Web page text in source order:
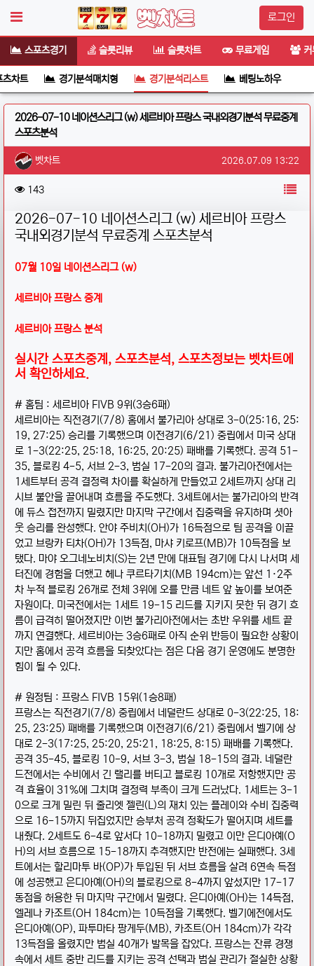
로그인
스포츠경기 슬롯리뷰 슬롯차트 무료게임
차트 경기분석매치형 경기분석리스트 베팅노하우
2026-07-10 네이션스리그 (w) 세르비아 프랑스 국내외경기분석 무료중계
스포츠분석
작성자 정보
벳차트 작성일
2026.07.09 13:22
컨텐츠 정보
143조회 목록
본문2026-07-10 네이션스리그 (w) 세르비아 프랑스
국내외경기분석 무료중계 스포츠분석
07월 10일 네이션스리그 (w)
세르비아 프랑스 중계
세르비아 프랑스 분석
실시간 스포츠중계, 스포츠분석, 스포츠정보는 벳차트에
서 확인하세요.
# 홈팀 : 세르비아 FIVB 9위(3승6패)
세르비아는 직전경기(7/8) 홈에서 불가리아 상대로 3-0(25:16, 25:
19, 27:25) 승리를 기록했으며 이전경기(6/21) 중립에서 미국 상대
로 1-3(22:25, 25:18, 16:25, 20:25) 패배를 기록했다. 공격 51-
35, 블로킹 4-5, 서브 2-3, 범실 17-20의 결과. 불가리아전에서는
1세트부터 공격 결정력 차이를 확실하게 만들었고 2세트까지 상대 리
시브 불안을 끌어내며 흐름을 주도했다. 3세트에서는 불가리아의 반격
에 듀스 접전까지 밀렸지만 마지막 구간에서 집중력을 유지하며 셧아
웃 승리를 완성했다. 안야 주비치(OH)가 16득점으로 팀 공격을 이끌
었고 브랑카 티차(OH)가 13득점, 마샤 키로프(MB)가 10득점을 보
탰다. 마야 오그네노비치(S)는 2년 만에 대표팀 경기에 다시 나서며 세
터진에 경험을 더했고 헤나 쿠르타기치(MB 194cm)는 앞선 1·2주
차 누적 블로킹 26개로 전체 3위에 오를 만큼 네트 앞 높이를 보여준
자원이다. 미국전에서는 1세트 19-15 리드를 지키지 못한 뒤 경기 흐
름이 급격히 떨어졌지만 이번 불가리아전에서는 초반 우위를 세트 끝
까지 연결했다. 세르비아는 3승6패로 아직 순위 반등이 필요한 상황이
지만 홈에서 공격 흐름을 되찾았다는 점은 다음 경기 운영에도 분명한
힘이 될 수 있다.
# 원정팀 : 프랑스 FIVB 15위(1승8패)
프랑스는 직전경기(7/8) 중립에서 네덜란드 상대로 0-3(22:25, 18:
25, 23:25) 패배를 기록했으며 이전경기(6/21) 중립에서 벨기에 상
대로 2-3(17:25, 25:20, 25:21, 18:25, 8:15) 패배를 기록했다.
공격 35-45, 블로킹 10-9, 서브 3-3, 범실 18-15의 결과. 네덜란
드전에서는 수비에서 긴 랠리를 버티고 블로킹 10개로 저항했지만 공
격 효율이 31%에 그치며 결정력 부족이 크게 드러났다. 1세트는 3-1
0으로 크게 밀린 뒤 줄리엣 젤린(L)의 재치 있는 플레이와 수비 집중력
으로 16-15까지 뒤집었지만 승부처 공격 정확도가 떨어지며 세트를
내줬다. 2세트도 6-4로 앞서다 10-18까지 밀렸고 이만 은디아예(O
H)의 서브 흐름으로 15-18까지 추격했지만 반전에는 실패했다. 3세
트에서는 할리마투 바(OP)가 투입된 뒤 서브 흐름을 살려 6연속 득점
에 성공했고 은디아예(OH)의 블로킹으로 8-4까지 앞섰지만 17-17
동점을 허용한 뒤 마지막 구간에서 밀렸다. 은디아예(OH)는 14득점,
엘레나 카조트(OH 184cm)는 10득점을 기록했다. 벨기에전에서도
은디아예(OP), 파투마타 팡게두(MB), 카조트(OH 184cm)가 각각
13득점을 올렸지만 범실 40개가 발목을 잡았다. 프랑스는 잔류 경쟁
속에서 세트 중반 리드를 지키는 공격 선택과 범실 관리가 절실한 상황